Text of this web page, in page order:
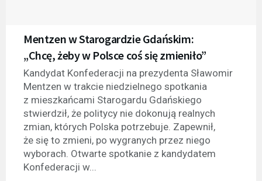
Mentzen w Starogardzie Gdańskim:
„Chcę, żeby w Polsce coś się zmieniło”
Kandydat Konfederacji na prezydenta Sławomir
Mentzen w trakcie niedzielnego spotkania
z mieszkańcami Starogardu Gdańskiego
stwierdził, że politycy nie dokonują realnych
zmian, których Polska potrzebuje. Zapewnił,
że się to zmieni, po wygranych przez niego
wyborach. Otwarte spotkanie z kandydatem
Konfederacji w...